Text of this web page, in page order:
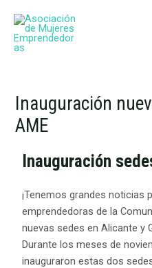
contenido
Inauguración
AME
Inauguración
¡Tenemos grandes noticias
emprendedoras de la
nuevas sedes en Alicante y
Durante los meses de
inauguraron estas dos